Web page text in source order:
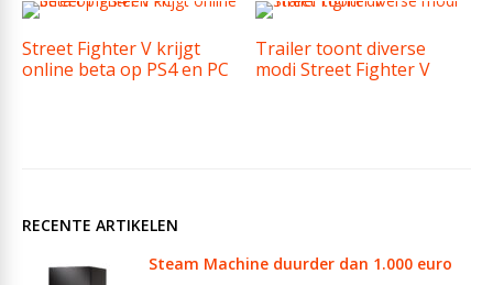
Street Fighter V krijgt
online beta op PS4 en PC
Trailer toont diverse
modi Street Fighter V
RECENTE ARTIKELEN
Steam Machine duurder dan 1.000 euro